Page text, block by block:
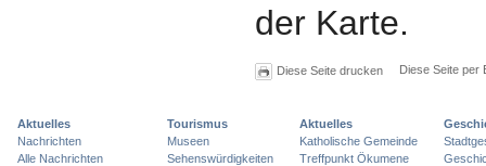
der Karte.
Diese Seite drucken Diese Seite per
Aktuelles
Nachrichten
Alle Nachrichten
Tourismus
Museen
Sehenswürdigkeiten
Aktuelles
Katholische Gemeinde
Treffpunkt Ökumene